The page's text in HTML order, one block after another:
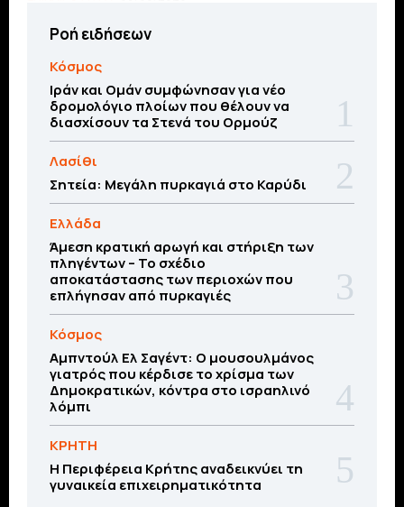
Ροή ειδήσεων
Κόσμος
Ιράν και Ομάν συμφώνησαν για νέο
δρομολόγιο πλοίων που θέλουν να
διασχίσουν τα Στενά του Ορμούζ
Λασίθι
Σητεία: Μεγάλη πυρκαγιά στο Καρύδι
Ελλάδα
Άμεση κρατική αρωγή και στήριξη των
πληγέντων – Το σχέδιο
αποκατάστασης των περιοχών που
επλήγησαν από πυρκαγιές
Κόσμος
Αμπντούλ Ελ Σαγέντ: Ο μουσουλμάνος
γιατρός που κέρδισε το χρίσμα των
Δημοκρατικών, κόντρα στο ισραηλινό
λόμπι
ΚΡΗΤΗ
Η Περιφέρεια Κρήτης αναδεικνύει τη
γυναικεία επιχειρηματικότητα